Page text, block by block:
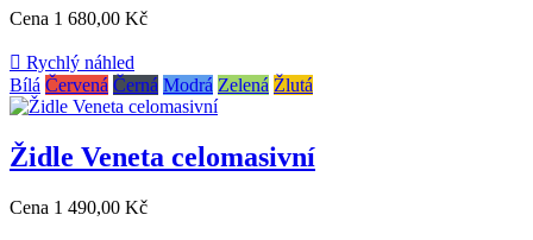
Cena 1 680,00 Kč
 Rychlý náhled
Bílá Červená Černá Modrá Zelená Žlutá
Židle Veneta celomasivní
Cena 1 490,00 Kč